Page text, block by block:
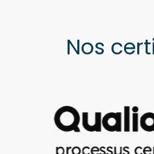
Nos